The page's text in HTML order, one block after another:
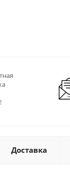
Доставка